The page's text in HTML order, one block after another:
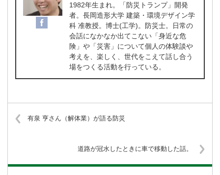
1982年生まれ。「防災トランプ」開発
者。長岡造形大学 建築・環境デザイン学
科 准教授。博士(工学)。防災士。日常の
会話になかなか出てこない「身近な危
険」や「災害」について個人の体験談や
考えを、楽しく、世代をこえて話し合う
場をつくる活動を行っている。
有泉 亨さん（解体業）が語る防災
道路が冠水したときに車で移動した話。